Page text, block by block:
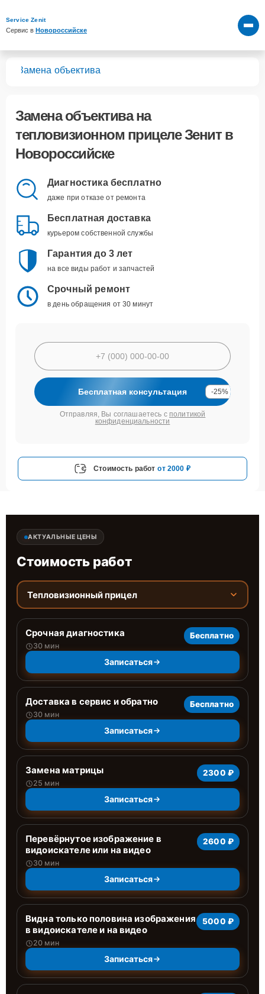
Service Zenit
Сервис в Новороссийске
Замена объектива
Замена объективана
тепловизионном прицеле Зенит в
Новороссийске
Диагностика бесплатно
даже при отказе от ремонта
Бесплатная доставка
курьером собственной службы
Гарантия до 3 лет
на все виды работ и запчастей
Срочный ремонт
в день обращения от 30 минут
Бесплатная консультация -25%
Отправляя, Вы соглашаетесь с политикой
конфиденциальности
Стоимость работ от 2000 ₽
АКТУАЛЬНЫЕ ЦЕНЫ
Стоимость работ
Тепловизионный прицел
Срочная диагностика
30 мин
Бесплатно
Записаться
Доставка в сервис и обратно
30 мин
Бесплатно
Записаться
Замена матрицы
25 мин
2300 ₽
Записаться
Перевёрнутое изображение в
видоискателе или на видео
30 мин
2600 ₽
Записаться
Видна только половина изображения
в видоискателе и на видео
20 мин
5000 ₽
Записаться